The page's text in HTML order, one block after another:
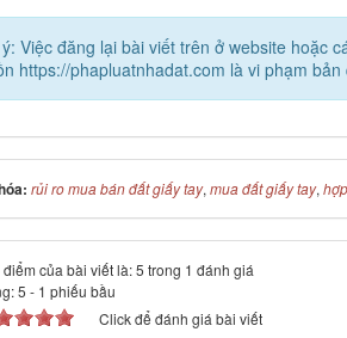
Việc đăng lại bài viết trên ở website hoặc
https://phapluatnhadat.com là vi phạm bản
rủi ro mua bán đất giấy tay, mua đất giấy tay,
của bài viết là: 5 trong 1 đánh giá
5 - 1 phiếu bầu
Click để đánh giá bài viết